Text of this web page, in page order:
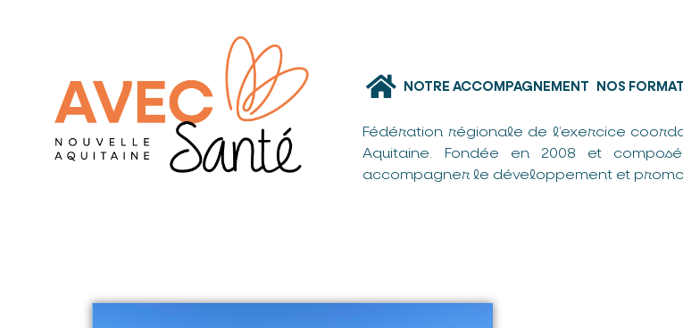
NOTRE ACCOMPAGNEMENT NOS
Fédération régionale de l’exercice
Aquitaine. Fondée en 2008 et
accompagner le développement et